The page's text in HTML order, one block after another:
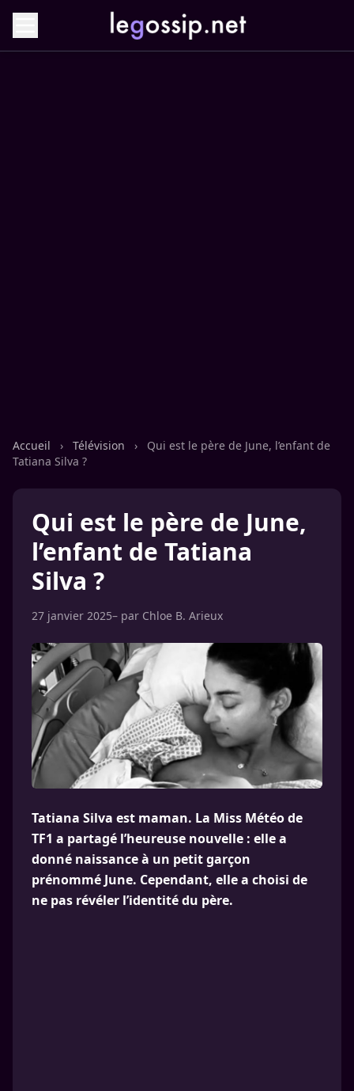
Accueil › Télévision ›
Qui est le père de June, l’enfant de
Tatiana Silva ?
Qui est le père de June,
l’enfant de Tatiana
Silva ?
27 janvier 2025– par Chloe B. Arieux
Tatiana Silva est maman. La Miss Météo de
TF1 a partagé l’heureuse nouvelle : elle a
donné naissance à un petit garçon
prénommé June. Cependant, elle a choisi de
ne pas révéler l’identité du père.